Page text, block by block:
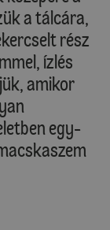
a tálcára,
rész
ízlés
amikor
egy-